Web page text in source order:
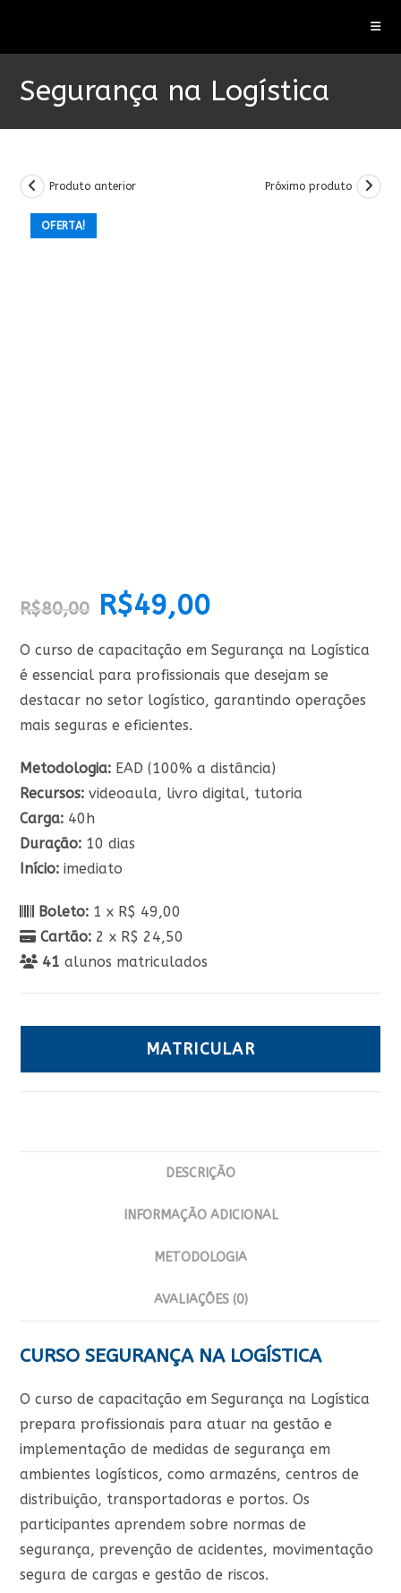
o
conteúdo
Segurança na Logística
OFERTA!
Produto anterior Próximo produto
R$80,00
O
preço
original
R$80,00.
R$49,00preço
R$49,00.
O curso de capacitação em Segurança na Logística
é essencial para profissionais que desejam se
destacar no setor logístico, garantindo operações
mais seguras e eficientes.
Metodologia: EAD (100% a distância)
Recursos: videoaula, livro digital, tutoria
Carga: 40h
Duração: 10 dias
Início: imediato
Boleto: 1 x R$ 49,00
Cartão: 2 x R$ 24,50
41 alunos matriculados
MATRICULAR
DESCRIÇÃO
INFORMAÇÃO ADICIONAL
METODOLOGIA
AVALIAÇÕES (0)
CURSO SEGURANÇA NA LOGÍSTICA
O curso de capacitação em Segurança na Logística
prepara profissionais para atuar na gestão e
implementação de medidas de segurança em
ambientes logísticos, como armazéns, centros de
distribuição, transportadoras e portos. Os
participantes aprendem sobre normas de
segurança, prevenção de acidentes, movimentação
segura de cargas e gestão de riscos.